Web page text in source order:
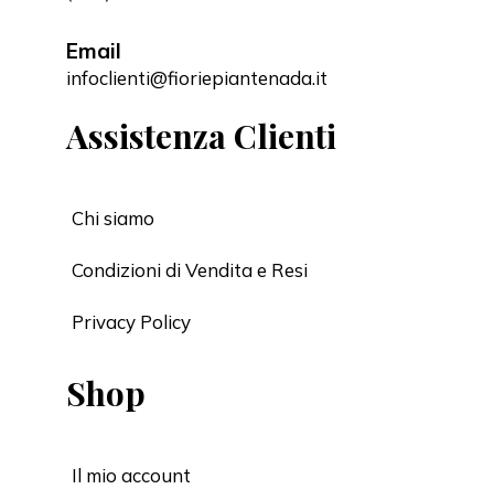
Email
infoclienti@fioriepiantenada.it
Assistenza Clienti
Chi siamo
Condizioni di Vendita e Resi
Privacy Policy
Shop
Il mio account